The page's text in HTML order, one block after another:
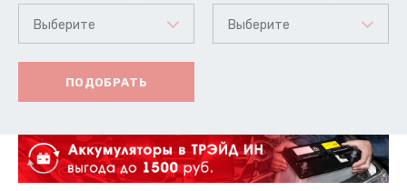
Выберите Выберите
ПОДОБРАТЬ